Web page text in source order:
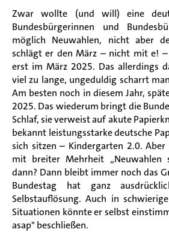
Zwar wollte (und will) eine
Bundesbürgerinnen und
möglich Neuwahlen, nicht aber
schlägt er den März – nicht mit e! –
erst im März 2025. Das allerdings
viel zu lange, ungeduldig scharrt
Am besten noch in diesem Jahr,
2025. Das wiederum bringt die
Schlaf, sie verweist auf akute
bekannt leistungsstarke deutsche
sich sitzen– Kindergarten 2.0. Aber
mit breiter Mehrheit „Neuwahlen
dann? Dann bleibt immer noch das
Bundestag hat ganz
Selbstauflösung. Auch in
Situationen könnte er selbst
asap" beschließen.